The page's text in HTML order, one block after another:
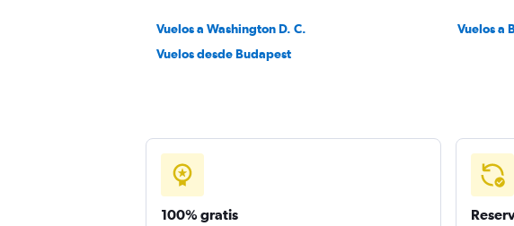
Vuelos a Washington D. C. Vuelos a
Vuelos desde Budapest
100% gratis